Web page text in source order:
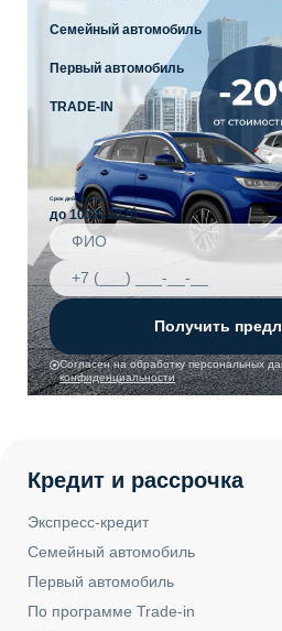
Получить
Согласен на обработку персональных
конфиденциальности
Семейный автомобиль
Первый автомобиль
TRADE-IN
Срок действия акции
до 10.08.2026
Кредит и рассрочка
Экспресс-кредит
Семейный автомобиль
Первый автомобиль
По программе Trade-in